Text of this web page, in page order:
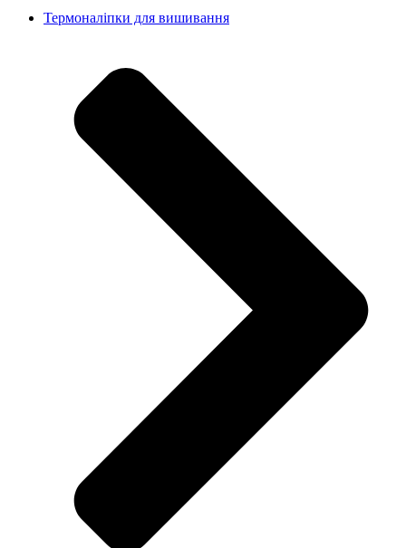
Термоналіпки для вишивання